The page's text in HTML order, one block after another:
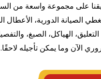
على مجموعة واسعة من
الصيانة الدورية، الأعطال
الهياكل، الصبغ،
الآن وما يمكن تأجيله لاحقًا.